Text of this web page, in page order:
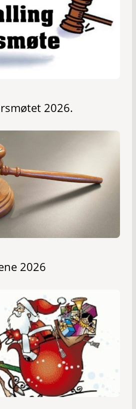
2026.
2026